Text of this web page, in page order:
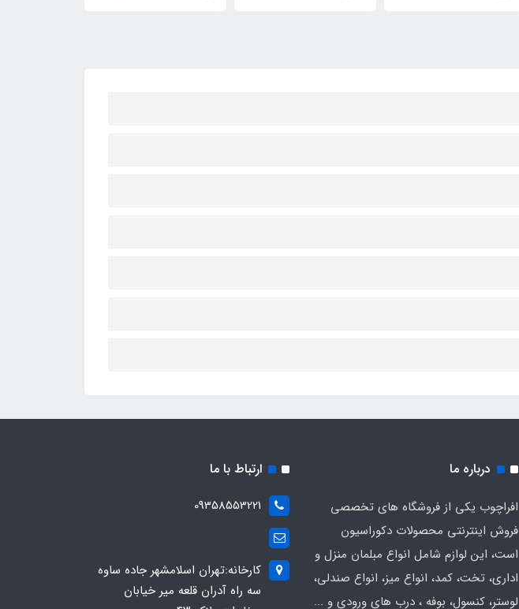
درباره ما
افراچوب یکی از فروشگاه های تخصصی
فروش اینترنتی محصولات دکوراسیون
است، این لوازم شامل انواع مبلمان منزل و
اداری، تخت، کمد، انواع میز، انواع صندلی،
لوستر، کنسول، بوفه ، درب های ورودی و ...
ارتباط با ما
09358553221
کارخانه:تهران اسلامشهر جاده ساوه
سه راه آدران قلعه میر خیابان